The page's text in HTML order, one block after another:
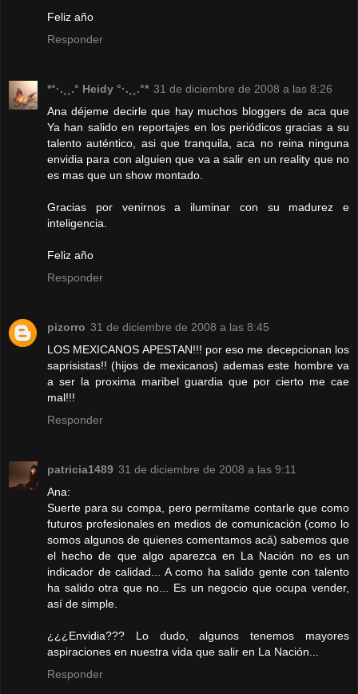
Feliz año
Responder
*°·.¸¸.° Heidy °·.¸¸.°* 31 de diciembre de 2008 a las 8:26
Ana déjeme decirle que hay muchos bloggers de aca que
Ya han salido en reportajes en los periódicos gracias a su
talento auténtico, asi que tranquila, aca no reina ninguna
envidia para con alguien que va a salir en un reality que no
es mas que un show montado.
Gracias por venirnos a iluminar con su madurez e
inteligencia.
Feliz año
Responder
pizorro 31 de diciembre de 2008 a las 8:45
LOS MEXICANOS APESTAN!!! por eso me decepcionan los
saprisistas!! (hijos de mexicanos) ademas este hombre va
a ser la proxima maribel guardia que por cierto me cae
mal!!!
Responder
patricia1489 31 de diciembre de 2008 a las 9:11
Ana:
Suerte para su compa, pero permítame contarle que como
futuros profesionales en medios de comunicación (como lo
somos algunos de quienes comentamos acá) sabemos que
el hecho de que algo aparezca en La Nación no es un
indicador de calidad... A como ha salido gente con talento
ha salido otra que no... Es un negocio que ocupa vender,
así de simple.
¿¿¿Envidia??? Lo dudo, algunos tenemos mayores
aspiraciones en nuestra vida que salir en La Nación...
Responder